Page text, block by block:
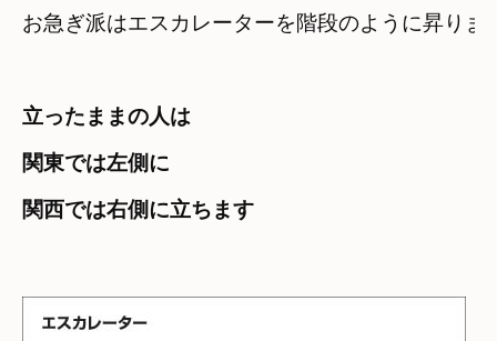
お急ぎ派はエスカレーターを階段のように昇りま
立ったままの人は
関東では左側に
関西では右側に立ちます